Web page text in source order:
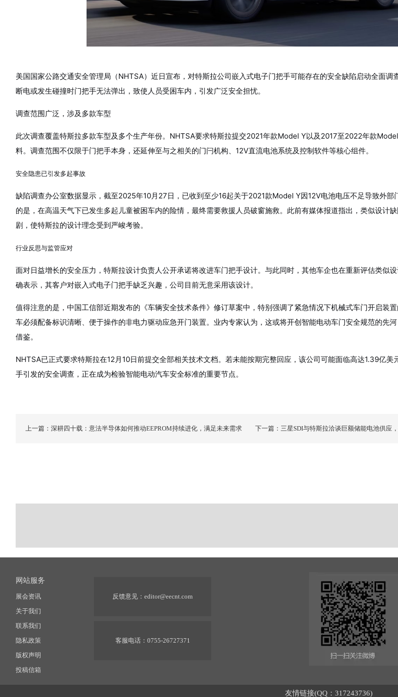
美国国家公路交通安全管理局（NHTSA）近日宣布，对特斯拉公司嵌入式电子门把手可能存在的安全缺陷启动全面调
断电或发生碰撞时门把手无法弹出，致使人员受困车内，引发广泛安全担忧。
调查范围广泛，涉及多款车型
此次调查覆盖特斯拉多款车型及多个生产年份。NHTSA要求特斯拉提交2021年款Model Y以及2017至2022年款
料。调查范围不仅限于门把手本身，还延伸至与之相关的门闩机构、12V直流电池系统及控制软件等核心组件。
安全隐患已引发多起事故
缺陷调查办公室数据显示，截至2025年10月27日，已收到至少16起关于2021款Model Y因12V电池电压不足导致外部
的是，在高温天气下已发生多起儿童被困车内的险情，最终需要救援人员破窗施救。此前有媒体报道指出，类似设计
剧，使特斯拉的设计理念受到严峻考验。
行业反思与监管应对
面对日益增长的安全压力，特斯拉设计负责人公开承诺将改进车门把手设计。与此同时，其他车企也在重新评估类似
确表示，其客户对嵌入式电子门把手缺乏兴趣，公司目前无意采用该设计。
值得注意的是，中国工信部近期发布的《车辆安全技术条件》修订草案中，特别强调了紧急情况下机械式车门开启装
车必须配备标识清晰、便于操作的非电力驱动应急开门装置。业内专家认为，这或将开创智能电动车门安全规范的先
借鉴。
NHTSA已正式要求特斯拉在12月10日前提交全部相关技术文档。若未能按期完整回应，该公司可能面临高达1.39亿美
手引发的安全调查，正在成为检验智能电动汽车安全标准的重要节点。
上一篇：深耕四十载：意法半导体如何推动EEPROM持续进化，满足未来需求 下一篇：三星SDI与特斯拉洽谈巨额储能电池供应
网站服务
展会资讯
关于我们
联系我们
隐私政策
版权声明
投稿信箱
反馈意见： editor@eecnt.com
客服电话：0755-26727371
友情链接(QQ：317243736)